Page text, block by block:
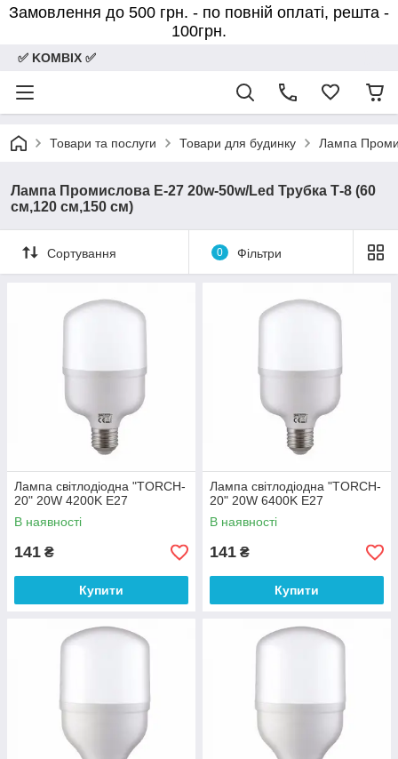
Замовлення до 500 грн. - по повній оплаті, решта -
100грн.
✅ KOMBIX ✅
Товари та послуги Товари для будинку Лампа
Лампа Промислова Е-27 20w-50w/Led Трубка Т-8 (60
см,120 см,150 см)
Сортування 0 Фільтри
Лампа світлодіодна "TORCH-
20" 20W 4200K E27
В наявності
141 ₴
Купити
Лампа світлодіодна "TORCH-
20" 20W 6400K E27
В наявності
141 ₴
Купити